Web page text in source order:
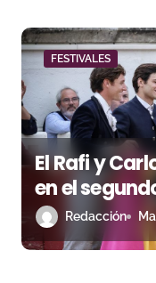
d
a
s
FESTIVALES
El Rafi y
en el
Off deRedacción